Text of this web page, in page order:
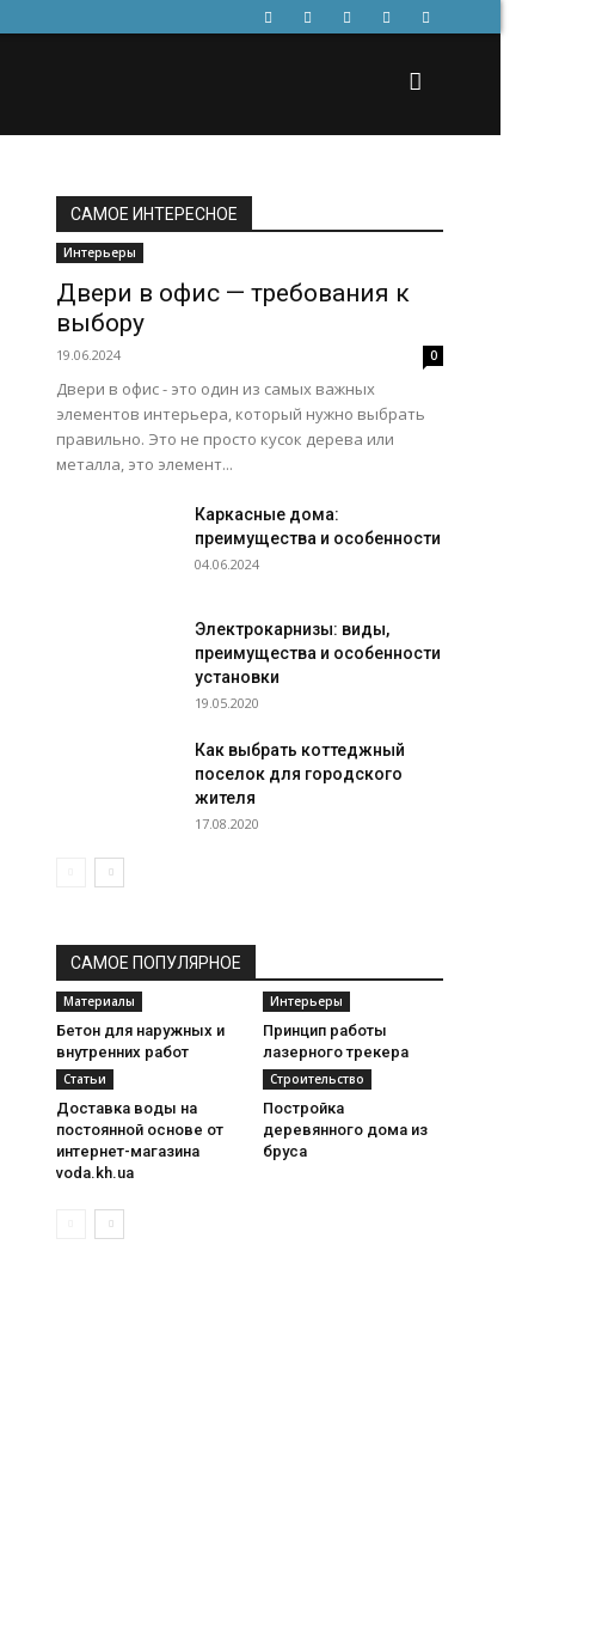
САМОЕ ИНТЕРЕСНОЕ
Интерьеры
Двери в офис — требования к
выбору
19.06.2024 0
Двери в офис - это один из самых важных
элементов интерьера, который нужно выбрать
правильно. Это не просто кусок дерева или
металла, это элемент...
Каркасные дома:
преимущества и особенности
04.06.2024
Электрокарнизы: виды,
преимущества и особенности
установки
19.05.2020
Как выбрать коттеджный
поселок для городского
жителя
17.08.2020
САМОЕ ПОПУЛЯРНОЕ
Материалы
Бетон для наружных и
внутренних работ
Интерьеры
Принцип работы
лазерного трекера
Статьи
Доставка воды на
постоянной основе от
интернет-магазина
voda.kh.ua
Строительство
Постройка
деревянного дома из
бруса